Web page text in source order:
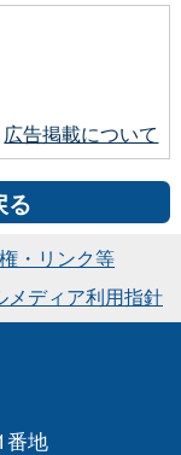
広告掲載について
る
・リンク等
メディア利用指針
地